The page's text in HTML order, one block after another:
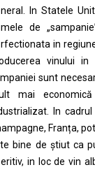
In Statele
de
in
vinului
sunt
mai
In
Franța,
bine de știut ca
in loc de vin